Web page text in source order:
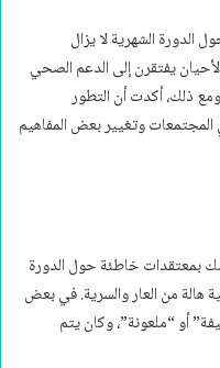
الدورة الشهرية لا يزال
يفتقرن إلى الدعم الصحي
ذلك، أكدت أن التطور
وتغيير بعض المفاهيم
بمعتقدات خاطئة حول الدورة
هالة من العار والسرية. في بعض
أو “ملعونة”، وكان يتم